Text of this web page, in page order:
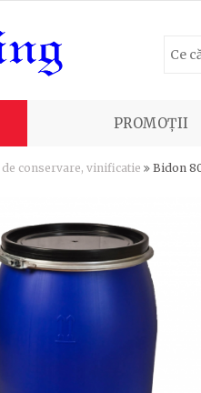
PROMOȚII
conservare, vinificatie Bidon